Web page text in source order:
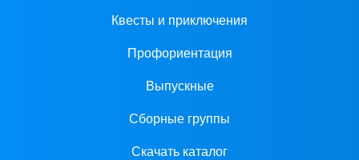
Квесты и приключения
Профориентация
Выпускные
Сборные группы
Скачать каталог